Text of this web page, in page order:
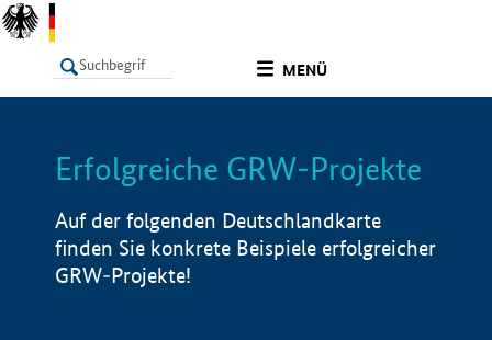
MENÜ
LISTE Info
Erfolgreiche GRW-Projekte
Auf der folgenden Deutschlandkarte
finden Sie konkrete Beispiele erfolgreicher
GRW-Projekte!